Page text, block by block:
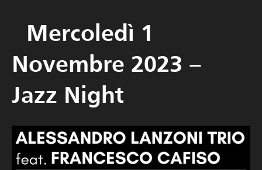
Mercoledì 1
Novembre 2023 –
Jazz Night